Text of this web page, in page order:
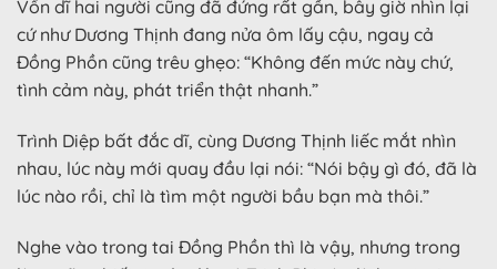
Vốn dĩ hai người cũng đã đứng rất gần, bây giờ nhìn lại
cứ như Dương Thịnh đang nửa ôm lấy cậu, ngay cả
Đồng Phồn cũng trêu ghẹo: “Không đến mức này chứ,
tình cảm này, phát triển thật nhanh.”
Trình Diệp bất đắc dĩ, cùng Dương Thịnh liếc mắt nhìn
nhau, lúc này mới quay đầu lại nói: “Nói bậy gì đó, đã là
lúc nào rồi, chỉ là tìm một người bầu bạn mà thôi.”
Nghe vào trong tai Đồng Phồn thì là vậy, nhưng trong